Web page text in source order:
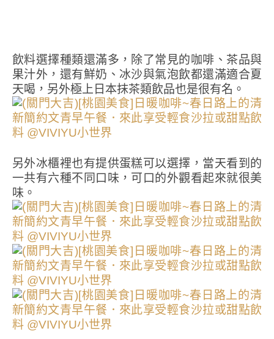
飲料選擇種類還滿多，除了常見的咖啡、茶品與
果汁外，還有鮮奶、冰沙與氣泡飲都還滿適合夏
天喝，另外極上日本抹茶類飲品也是很有名。
另外冰櫃裡也有提供蛋糕可以選擇，當天看到的
一共有六種不同口味，可口的外觀看起來就很美
味。